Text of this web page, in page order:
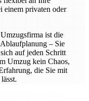
einem privaten oder
ist die
– Sie
auf jeden Schritt
Umzug kein Chaos,
die Sie mit